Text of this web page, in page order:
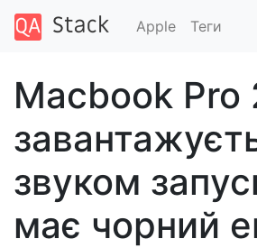
Apple Теги
Macbook Pro
звуком
має чорний